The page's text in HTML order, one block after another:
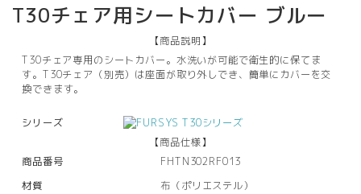
T30チェア用シートカバー ブルー
【商品説明】
T30チェア専用のシートカバー。水洗いが可能で衛生的に保てま
す。T30チェア（別売）は座面が取り外しでき、簡単にカバーを交
換できます。
シリーズ
【商品仕様】
商品番号
FHTN302RF013
材質
布（ポリエステル）